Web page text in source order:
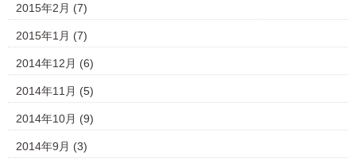
2015年2月 (7)
2015年1月 (7)
2014年12月 (6)
2014年11月 (5)
2014年10月 (9)
2014年9月 (3)